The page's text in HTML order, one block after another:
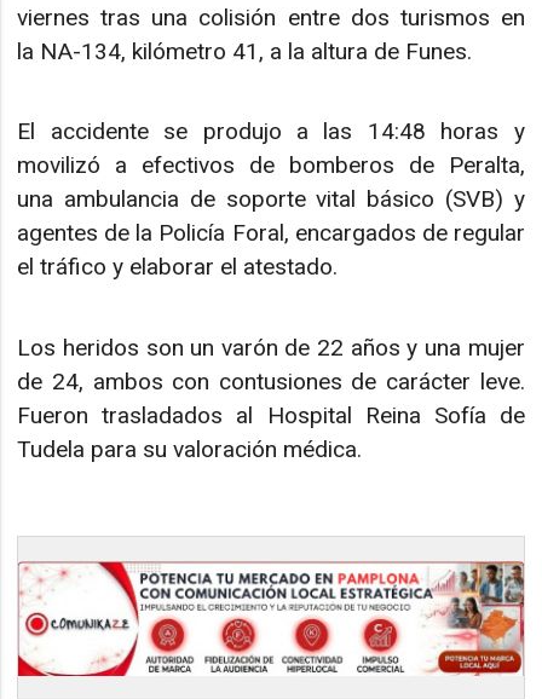
viernes tras una colisión entre dos turismos en
la NA-134, kilómetro 41, a la altura de Funes.
El accidente se produjo a las 14:48 horas y
movilizó a efectivos de bomberos de Peralta,
una ambulancia de soporte vital básico (SVB) y
agentes de la Policía Foral, encargados de regular
el tráfico y elaborar el atestado.
Los heridos son un varón de 22 años y una mujer
de 24, ambos con contusiones de carácter leve.
Fueron trasladados al Hospital Reina Sofía de
Tudela para su valoración médica.